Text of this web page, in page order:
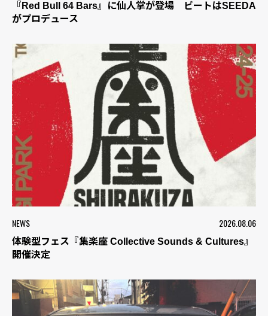
『Red Bull 64 Bars』に仙人掌が登場 ビートはSEEDA
がプロデュース
NEWS 2026.08.06
体験型フェス『集楽座 Collective Sounds & Cultures』
開催決定